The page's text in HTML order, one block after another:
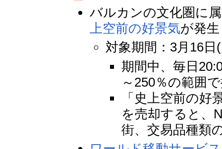
バルカンの文化圏に
上空前の好景気が発生
対象期間：3月16日
期間中、毎日
～250％の範囲
「史上空前の
を売却すると、
街、交易品種類